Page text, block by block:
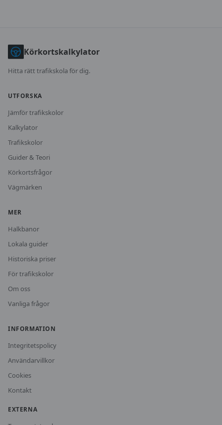
Körkortskalkylator
Hitta rätt trafikskola för dig.
UTFORSKA
Jämför trafikskolor
Kalkylator
Trafikskolor
Guider & Teori
Körkortsfrågor
Vägmärken
MER
Halkbanor
Lokala guider
Historiska priser
För trafikskolor
Om oss
Vanliga frågor
INFORMATION
Integritetspolicy
Användarvillkor
Cookies
Kontakt
EXTERNA